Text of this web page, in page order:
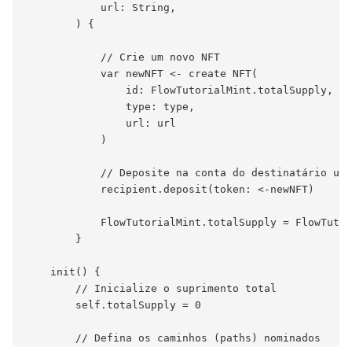
            url: String,
        ) {
            // Crie um novo NFT
            var newNFT <- create NFT(
                id: FlowTutorialMint.totalSupply,
                type: type,
                url: url
            )
// Deposite na conta do destinatário
            recipient.deposit(token: <-newNFT)
FlowTutorialMint.totalSupply =
        }
    init() {
        // Inicialize o suprimento total
        self.totalSupply = 0
        // Defina os caminhos (paths) nominados